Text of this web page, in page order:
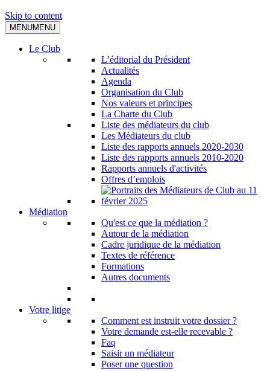
Skip to content
MENUMENU
Le Club
L’éditorial du Président
Actualités
Agenda
Organisation du Club
Nos valeurs et principes
La Charte du Club
Liste des médiateurs du club
Les Médiateurs du club
Liste des rapports annuels 2020-2030
Liste des rapports annuels 2010-2020
Rapports annuels d'activités
Offres d’emplois
Médiation
Qu'est ce que la médiation ?
Autour de la médiation
Cadre juridique de la médiation
Textes de référence
Formations
Autres documents
Votre litige
Comment est instruit votre dossier ?
Votre demande est-elle recevable ?
Faq
Saisir un médiateur
Poser une question